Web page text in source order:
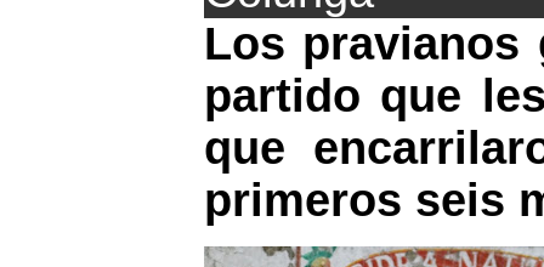
Los pravianos
partido que
que
primeros seis